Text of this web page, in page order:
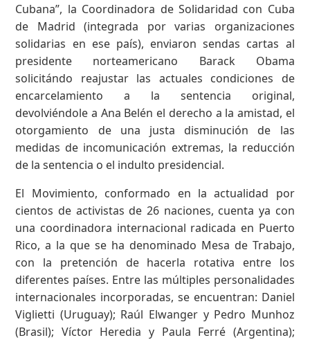
Cubana”, la Coordinadora de Solidaridad con Cuba
de Madrid (integrada por varias organizaciones
solidarias en ese país), enviaron sendas cartas al
presidente norteamericano Barack Obama
solicitándo reajustar las actuales condiciones de
encarcelamiento a la sentencia original,
devolviéndole a Ana Belén el derecho a la amistad, el
otorgamiento de una justa disminución de las
medidas de incomunicación extremas, la reducción
de la sentencia o el indulto presidencial.
El Movimiento, conformado en la actualidad por
cientos de activistas de 26 naciones, cuenta ya con
una coordinadora internacional radicada en Puerto
Rico, a la que se ha denominado Mesa de Trabajo,
con la pretención de hacerla rotativa entre los
diferentes países. Entre las múltiples personalidades
internacionales incorporadas, se encuentran: Daniel
Viglietti (Uruguay); Raúl Elwanger y Pedro Munhoz
(Brasil); Víctor Heredia y Paula Ferré (Argentina);